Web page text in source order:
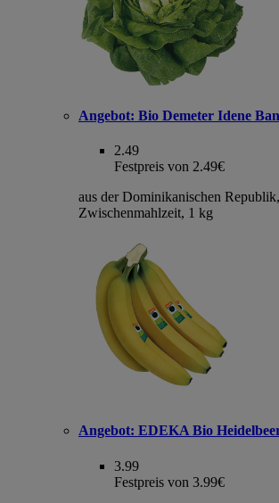
Angebot: Bio Demeter Idene
2.49
Festpreis von 2.49€
aus der Dominikanischen
Zwischenmahlzeit, 1 kg
Angebot: EDEKA Bio
3.99
Festpreis von 3.99€